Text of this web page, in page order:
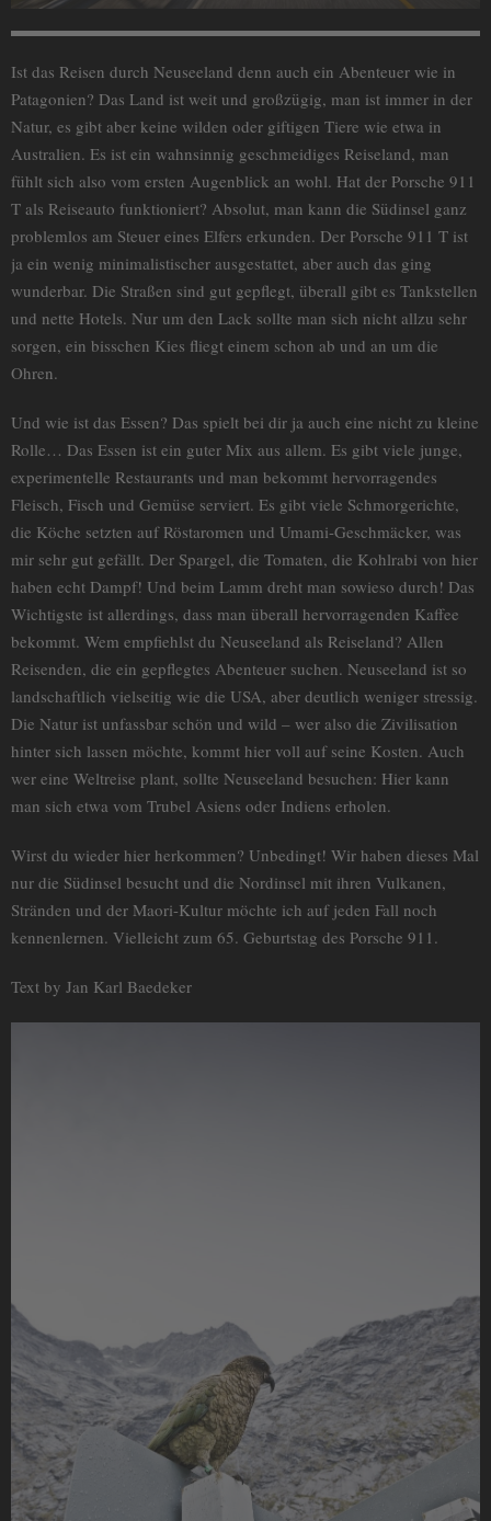
Ist das Reisen durch Neuseeland denn auch ein Abenteuer wie in
Patagonien? Das Land ist weit und großzügig, man ist immer in der
Natur, es gibt aber keine wilden oder giftigen Tiere wie etwa in
Australien. Es ist ein wahnsinnig geschmeidiges Reiseland, man
fühlt sich also vom ersten Augenblick an wohl. Hat der Porsche 911
T als Reiseauto funktioniert? Absolut, man kann die Südinsel ganz
problemlos am Steuer eines Elfers erkunden. Der Porsche 911 T ist
ja ein wenig minimalistischer ausgestattet, aber auch das ging
wunderbar. Die Straßen sind gut gepflegt, überall gibt es Tankstellen
und nette Hotels. Nur um den Lack sollte man sich nicht allzu sehr
sorgen, ein bisschen Kies fliegt einem schon ab und an um die
Ohren.
Und wie ist das Essen? Das spielt bei dir ja auch eine nicht zu kleine
Rolle… Das Essen ist ein guter Mix aus allem. Es gibt viele junge,
experimentelle Restaurants und man bekommt hervorragendes
Fleisch, Fisch und Gemüse serviert. Es gibt viele Schmorgerichte,
die Köche setzten auf Röstaromen und Umami-Geschmäcker, was
mir sehr gut gefällt. Der Spargel, die Tomaten, die Kohlrabi von hier
haben echt Dampf! Und beim Lamm dreht man sowieso durch! Das
Wichtigste ist allerdings, dass man überall hervorragenden Kaffee
bekommt. Wem empfiehlst du Neuseeland als Reiseland? Allen
Reisenden, die ein gepflegtes Abenteuer suchen. Neuseeland ist so
landschaftlich vielseitig wie die USA, aber deutlich weniger stressig.
Die Natur ist unfassbar schön und wild – wer also die Zivilisation
hinter sich lassen möchte, kommt hier voll auf seine Kosten. Auch
wer eine Weltreise plant, sollte Neuseeland besuchen: Hier kann
man sich etwa vom Trubel Asiens oder Indiens erholen.
Wirst du wieder hier herkommen? Unbedingt! Wir haben dieses Mal
nur die Südinsel besucht und die Nordinsel mit ihren Vulkanen,
Stränden und der Maori-Kultur möchte ich auf jeden Fall noch
kennenlernen. Vielleicht zum 65. Geburtstag des Porsche 911.
Text by Jan Karl Baedeker